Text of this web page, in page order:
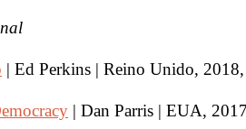
| Ed Perkins | Reino Unido,
| Dan Parris | EUA,